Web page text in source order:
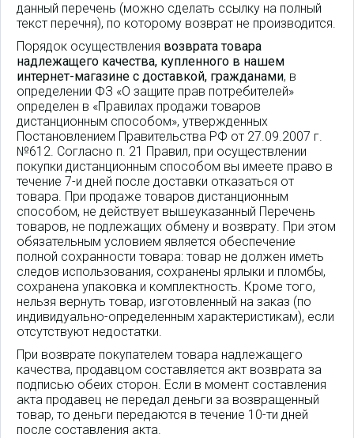
данный перечень (можно сделать ссылку на полный
текст перечня), по которому возврат не производится.
Порядок осуществления возврата товара
надлежащего качества, купленного в нашем
интернет-магазине с доставкой, гражданами, в
определении ФЗ «О защите прав потребителей»
определен в «Правилах продажи товаров
дистанционным способом», утвержденных
Постановлением Правительства РФ от 27.09.2007 г.
№612. Согласно п. 21 Правил, при осуществлении
покупки дистанционным способом вы имеете право в
течение 7-и дней после доставки отказаться от
товара. При продаже товаров дистанционным
способом, не действует вышеуказанный Перечень
товаров, не подлежащих обмену и возврату. При этом
обязательным условием является обеспечение
полной сохранности товара: товар не должен иметь
следов использования, сохранены ярлыки и пломбы,
сохранена упаковка и комплектность. Кроме того,
нельзя вернуть товар, изготовленный на заказ (по
индивидуально-определенным характеристикам), если
отсутствуют недостатки.
При возврате покупателем товара надлежащего
качества, продавцом составляется акт возврата за
подписью обеих сторон. Если в момент составления
акта продавец не передал деньги за возвращенный
товар, то деньги передаются в течение 10-ти дней
после составления акта.